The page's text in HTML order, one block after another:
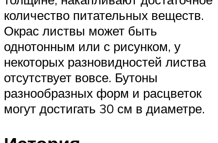
количество питательных веществ.
Окрас листвы может быть
однотонным или с рисунком, у
некоторых разновидностей листва
отсутствует вовсе. Бутоны
разнообразных форм и расцветок
могут достигать 30 см в диаметре.